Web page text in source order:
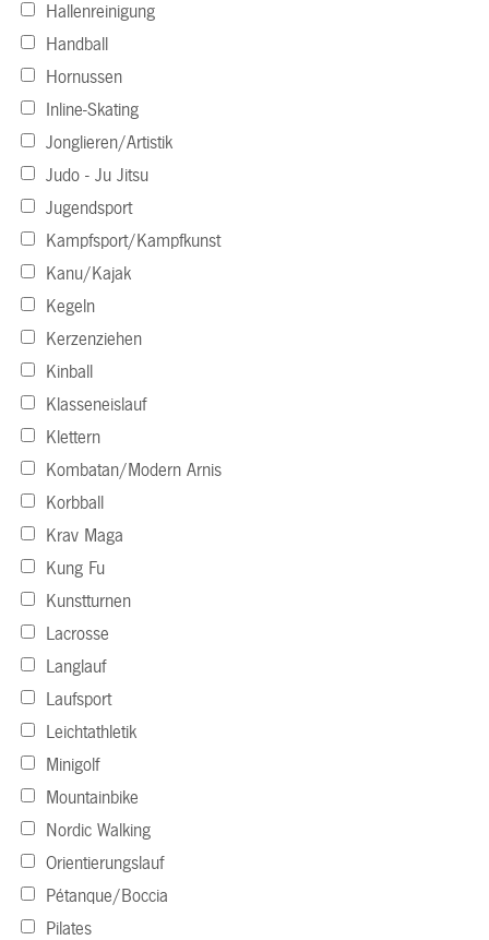
Hallenreinigung
Handball
Hornussen
Inline-Skating
Jonglieren/Artistik
Judo - Ju Jitsu
Jugendsport
Kampfsport/Kampfkunst
Kanu/Kajak
Kegeln
Kerzenziehen
Kinball
Klasseneislauf
Klettern
Kombatan/Modern Arnis
Korbball
Krav Maga
Kung Fu
Kunstturnen
Lacrosse
Langlauf
Laufsport
Leichtathletik
Minigolf
Mountainbike
Nordic Walking
Orientierungslauf
Pétanque/Boccia
Pilates